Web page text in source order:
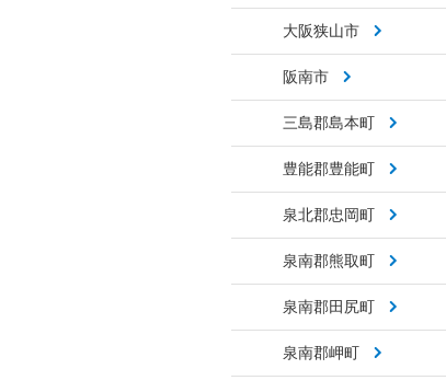
大阪狭山市
阪南市
三島郡島本町
豊能郡豊能町
泉北郡忠岡町
泉南郡熊取町
泉南郡田尻町
泉南郡岬町